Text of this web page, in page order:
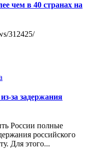
чем в 40 странах на
312425/
за задержания
России полные
российского
Для этого...